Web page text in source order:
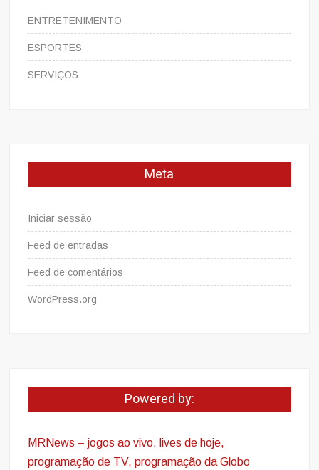
ENTRETENIMENTO
ESPORTES
SERVIÇOS
Meta
Iniciar sessão
Feed de entradas
Feed de comentários
WordPress.org
Powered by:
MRNews – jogos ao vivo, lives de hoje,
programação de TV, programação da Globo